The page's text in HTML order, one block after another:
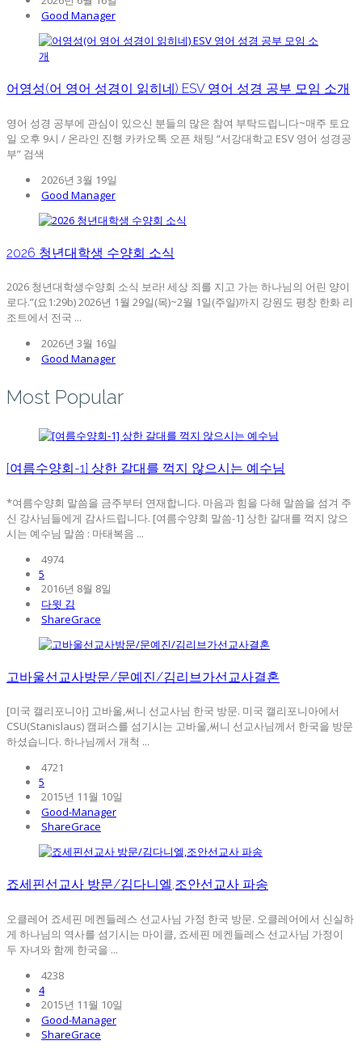
Good Manager
어영성(어 영어 성경이 읽히네) ESV 영어 성경 공부 모임 소개
영어 성경 공부에 관심이 있으신 분들의 많은 참여 부탁드립니다~매주 토요
일 오후 9시 / 온라인 진행 카카오톡 오픈 채팅 “서강대학교 ESV 영어 성경공
부” 검색
2026년 3월 19일
Good Manager
2026 청년대학생 수양회 소식
2026 청년대학생수양회 소식 보라! 세상 죄를 지고 가는 하나님의 어린 양이
로다.”(요1:29b) 2026년 1월 29일(목)~2월 1일(주일)까지 강원도 평창 한화 리
조트에서 전국 ...
2026년 3월 16일
Good Manager
Most Popular
[여름수양회-1] 상한 갈대를 꺽지 않으시는 예수님
*여름수양회 말씀을 금주부터 연재합니다. 마음과 힘을 다해 말씀을 섬겨 주
신 강사님들에게 감사드립니다. [여름수양회 말씀-1] 상한 갈대를 꺽지 않으
시는 예수님 말씀 : 마태복음 ...
4974
5
2016년 8월 8일
다윗 김
ShareGrace
고바울선교사방문/문예진/김리브가선교사결혼
[미국 캘리포니아] 고바울,써니 선교사님 한국 방문. 미국 캘리포니아에서
CSU(Stanislaus) 캠퍼스를 섬기시는 고바울,써니 선교사님께서 한국을 방문
하셨습니다. 하나님께서 개척 ...
4721
5
2015년 11월 10일
Good-Manager
ShareGrace
죠세핀선교사 방문/김다니엘,조안선교사 파송
오클레어 죠세핀 메켄들레스 선교사님 가정 한국 방문. 오클레어에서 신실하
게 하나님의 역사를 섬기시는 마이클, 죠세핀 메켄들레스 선교사님 가정이
두 자녀와 함께 한국을 ...
4238
4
2015년 11월 10일
Good-Manager
ShareGrace